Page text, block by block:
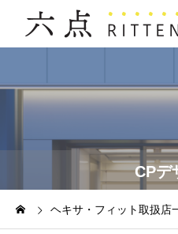
CPデ
ヘキサ・フィット取扱店